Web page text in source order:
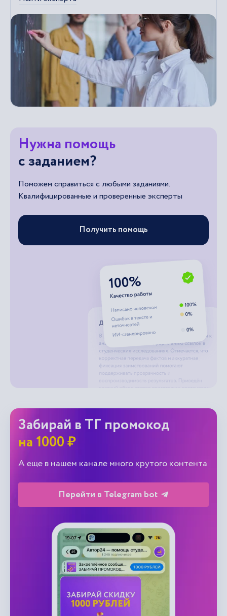
Нужна помощь
с заданием?
Поможем справиться с любыми заданиями.
Квалифицированные и проверенные эксперты
Получить помощь
Забирай в ТГ промокод
на 1000 ₽
А еще в нашем канале много крутого контента
Перейти в Telegram bot